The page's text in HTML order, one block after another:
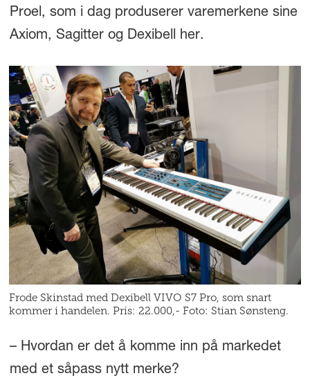
Proel, som i dag produserer varemerkene sine
Axiom, Sagitter og Dexibell her.
Frode Skinstad med Dexibell VIVO S7 Pro, som snart
kommer i handelen. Pris: 22.000,- Foto: Stian Sønsteng.
– Hvordan er det å komme inn på markedet
med et såpass nytt merke?